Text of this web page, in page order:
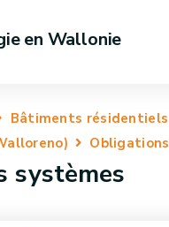
en Wallonie
Bâtiments résidentiels
Obligations
systèmes